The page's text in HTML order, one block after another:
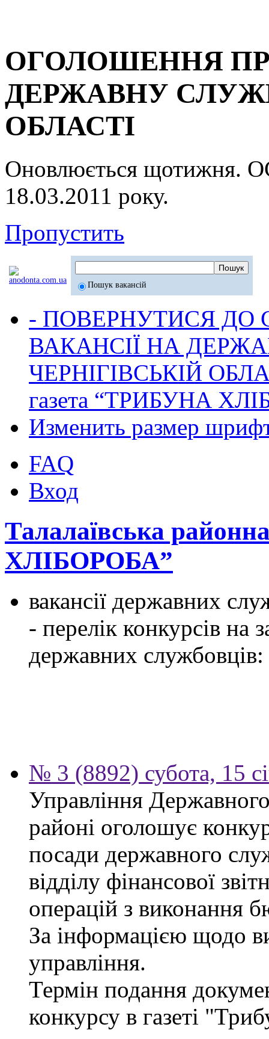
ОГОЛОШЕННЯ
ДЕРЖАВНУ
ОБЛАСТІ
Оновлюється
18.03.2011 року.
Пропустить
Пошук вакансій
- ПОВЕРНУТИСЯ ДО
ВАКАНСІЇ НА
ЧЕРНІГІВСЬКІЙ
газета “ТРИБУНА
Изменить размер
FAQ
Вход
Талалаївська
ХЛІБОРОБА”
вакансії державних
- перелік конкурсів на
державних службовців:
№ 3 (8892) субота, 15
Управління
районі оголошує
посади державного
відділу фінансової
операцій з виконання
За інформацією щодо
управління.
Термін подання
конкурсу в газеті